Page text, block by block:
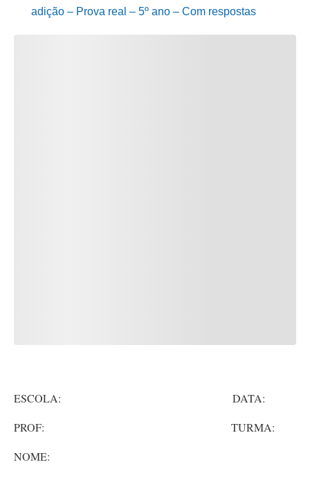
adição – Prova real – 5º ano – Com respostas
ESCOLA: DATA:
PROF: TURMA:
NOME: